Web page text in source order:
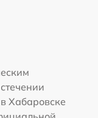
Хабаровске